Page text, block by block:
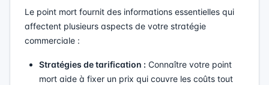
Le point mort fournit des informations essentielles qui
affectent plusieurs aspects de votre stratégie
commerciale :
Stratégies de tarification : Connaître votre point
mort aide à fixer un prix qui couvre les coûts tout